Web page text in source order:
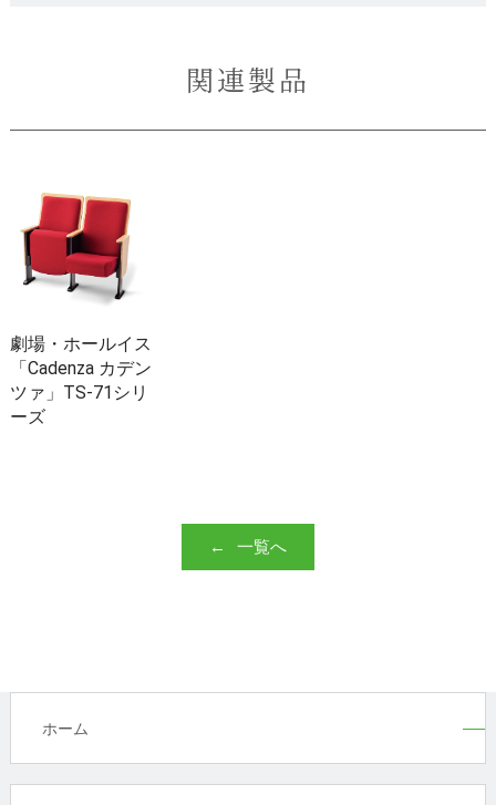
関連製品
劇場・ホールイス
「Cadenza カデン
ツァ」TS-71シリ
ーズ
一覧へ
ホーム